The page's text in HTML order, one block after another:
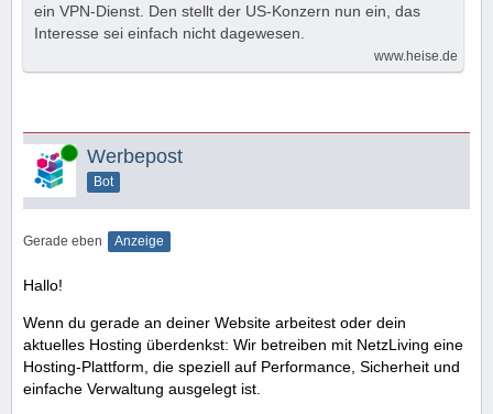
ein VPN-Dienst. Den stellt der US-Konzern nun ein, das
Interesse sei einfach nicht dagewesen.
www.heise.de
Online Werbepost
Bot
Gerade eben Anzeige
Hallo!
Wenn du gerade an deiner Website arbeitest oder dein
aktuelles Hosting überdenkst: Wir betreiben mit NetzLiving eine
Hosting-Plattform, die speziell auf Performance, Sicherheit und
einfache Verwaltung ausgelegt ist.